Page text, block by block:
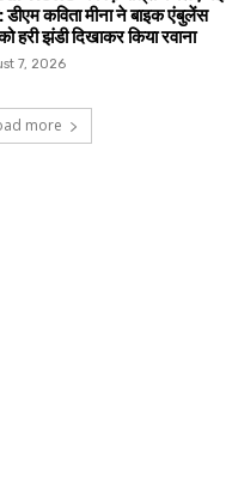
कविता मीना ने बाइक एंबुलेंस
हरी झंडी दिखाकर किया रवाना
7, 2026
more